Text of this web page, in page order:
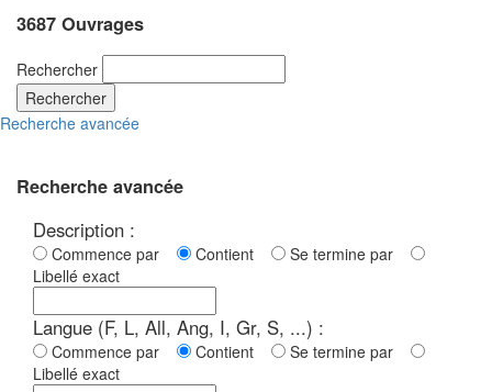
3687 Ouvrages
Rechercher
Rechercher
Recherche avancée
Recherche avancée
Description :
Commence par Contient
Se termine par
Libellé exact
Langue (F, L, All, Ang, I, Gr, S, ...) :
Commence par Contient
Se termine par
Libellé exact